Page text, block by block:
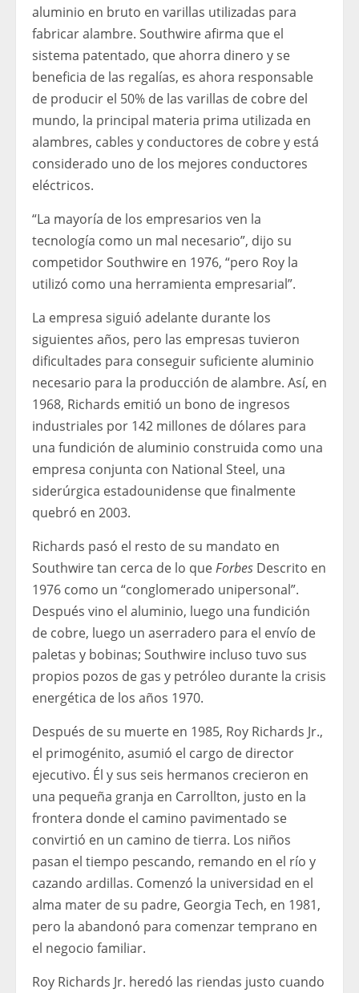
aluminio en bruto en varillas utilizadas para
fabricar alambre. Southwire afirma que el
sistema patentado, que ahorra dinero y se
beneficia de las regalías, es ahora responsable
de producir el 50% de las varillas de cobre del
mundo, la principal materia prima utilizada en
alambres, cables y conductores de cobre y está
considerado uno de los mejores conductores
eléctricos.
“La mayoría de los empresarios ven la
tecnología como un mal necesario”, dijo su
competidor Southwire en 1976, “pero Roy la
utilizó como una herramienta empresarial”.
La empresa siguió adelante durante los
siguientes años, pero las empresas tuvieron
dificultades para conseguir suficiente aluminio
necesario para la producción de alambre. Así, en
1968, Richards emitió un bono de ingresos
industriales por 142 millones de dólares para
una fundición de aluminio construida como una
empresa conjunta con National Steel, una
siderúrgica estadounidense que finalmente
quebró en 2003.
Richards pasó el resto de su mandato en
Southwire tan cerca de lo queForbes Descrito en
1976 como un “conglomerado unipersonal”.
Después vino el aluminio, luego una fundición
de cobre, luego un aserradero para el envío de
paletas y bobinas; Southwire incluso tuvo sus
propios pozos de gas y petróleo durante la crisis
energética de los años 1970.
Después de su muerte en 1985, Roy Richards Jr.,
el primogénito, asumió el cargo de director
ejecutivo. Él y sus seis hermanos crecieron en
una pequeña granja en Carrollton, justo en la
frontera donde el camino pavimentado se
convirtió en un camino de tierra. Los niños
pasan el tiempo pescando, remando en el río y
cazando ardillas. Comenzó la universidad en el
alma mater de su padre, Georgia Tech, en 1981,
pero la abandonó para comenzar temprano en
el negocio familiar.
Roy Richards Jr. heredó las riendas justo cuando